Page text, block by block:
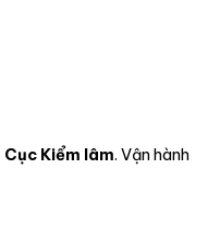
Cục Kiểm lâm. Vận hành